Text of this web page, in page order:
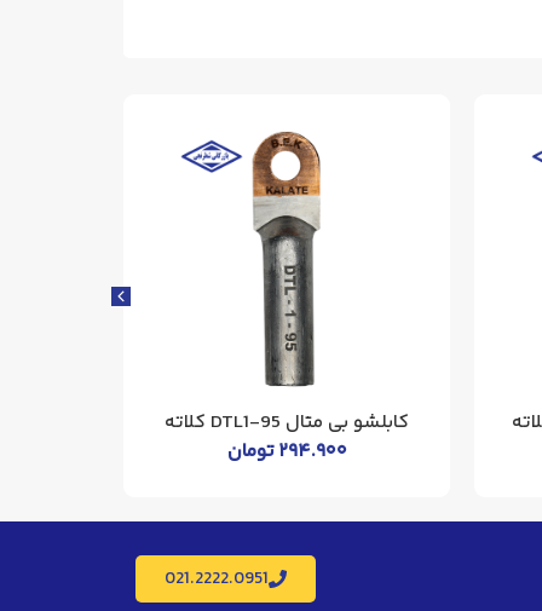
کابلشو بی متال DTL1-95 کلاته
۲۹۴.۹۰۰تومان
021.2222.0951